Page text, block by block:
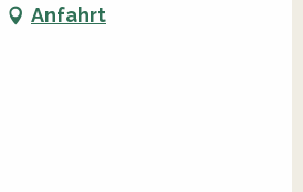
Anfahrt